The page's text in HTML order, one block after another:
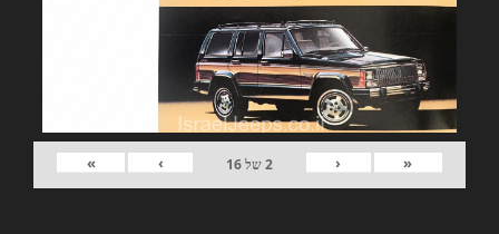
«
‹
2של16
›
»